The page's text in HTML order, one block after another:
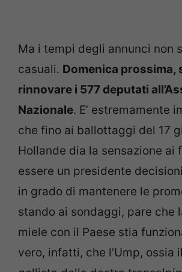
Ma i tempi degli annunci non
casuali. Domenica prossima,
rinnovare i 577 deputati
Nazionale. E’ estremamente
che fino ai ballottaggi del 17
Hollande dia la sensazione ai
essere un presidente
in grado di mantenere le
stando ai sondaggi, pare che
miele con il Paese stia
vero, infatti, che l’Ump, ossia